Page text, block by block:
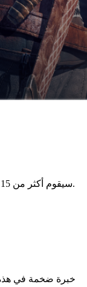
سيقوم أكثر من 15 شخصًا من ذوي الخبرة بمعالجة أي من طلباتك.
خبرة ضخمة في هذه